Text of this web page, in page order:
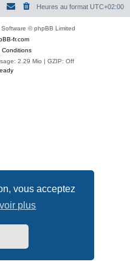
vous acceptez
plus
Heures au format UTC+02:00
© phpBB Limited
fr.com
Conditions
2.29 Mio | GZIP: Off